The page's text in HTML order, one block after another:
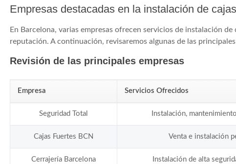
Empresas destacadas en la instalación de
En Barcelona, varias empresas ofrecen servicios de instalación
reputación. A continuación, revisaremos algunas de las
Revisión de las principales empresas
Empresa Servicios Ofrecidos
Seguridad Total Instalación,
Cajas Fuertes BCN Venta e instalación
Cerrajería Barcelona Instalación de alta